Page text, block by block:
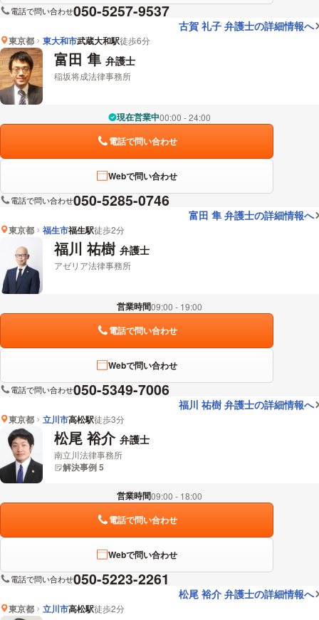
電話で問い合わせ050-5257-9537
古賀 礼子 弁護士の詳細情報へ
東京都 東大和市武蔵大和駅徒歩6分
富田 隼 弁護士
稲坂将成法律事務所
現在営業中00:00 - 24:00
電話で問い合わせ
Webで問い合わせ
電話で問い合わせ050-5285-0746
富田 隼 弁護士の詳細情報へ
東京都 福生市福生駅徒歩2分
福川 祐樹 弁護士
アゼリア法律事務所
営業時間09:00 - 19:00
電話で問い合わせ
Webで問い合わせ
電話で問い合わせ050-5349-7006
福川 祐樹 弁護士の詳細情報へ
東京都 立川市高松駅徒歩3分
松尾 裕介 弁護士
南立川法律事務所
解決事例 5
営業時間09:00 - 18:00
電話で問い合わせ
Webで問い合わせ
電話で問い合わせ050-5223-2261
松尾 裕介 弁護士の詳細情報へ
東京都 立川市高松駅徒歩2分